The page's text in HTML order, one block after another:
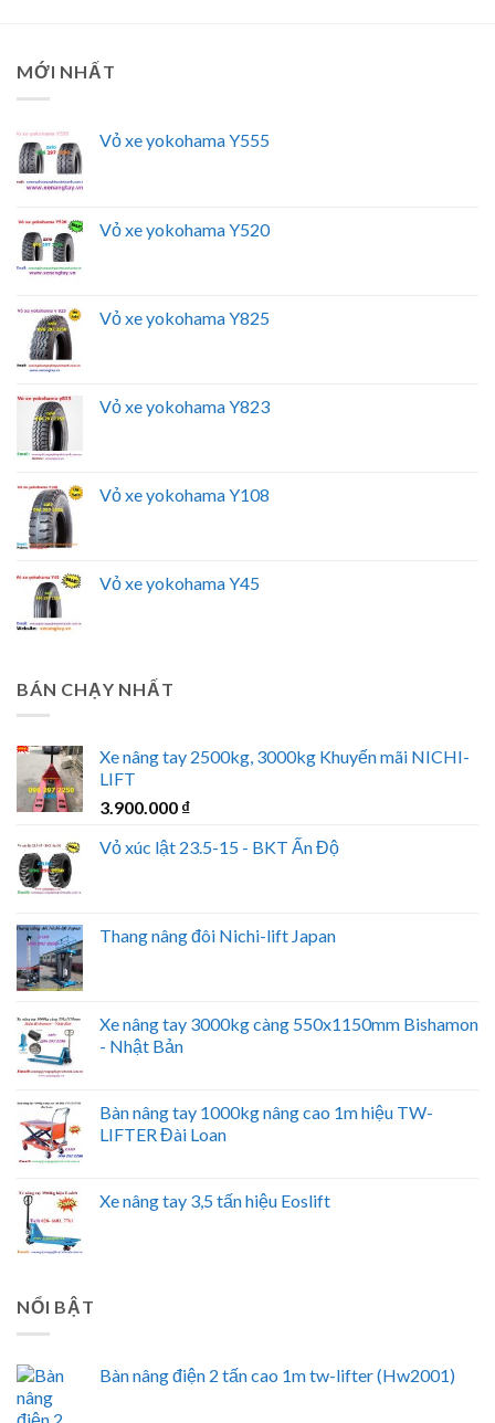
MỚI NHẤT
Vỏ xe yokohama Y555
Vỏ xe yokohama Y520
Vỏ xe yokohama Y825
Vỏ xe yokohama Y823
Vỏ xe yokohama Y108
Vỏ xe yokohama Y45
BÁN CHẠY NHẤT
Xe nâng tay 2500kg, 3000kg Khuyến mãi NICHI-
LIFT
3.900.000 ₫
Vỏ xúc lật 23.5-15 - BKT Ấn Độ
Thang nâng đôi Nichi-lift Japan
Xe nâng tay 3000kg càng 550x1150mm Bishamon
- Nhật Bản
Bàn nâng tay 1000kg nâng cao 1m hiệu TW-
LIFTER Đài Loan
Xe nâng tay 3,5 tấn hiệu Eoslift
NỔI BẬT
Bàn nâng điện 2 tấn cao 1m tw-lifter (Hw2001)